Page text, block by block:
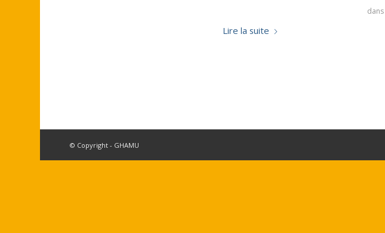
dans
Lire la suite
© Copyright - GHAMU